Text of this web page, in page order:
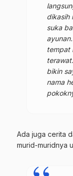
dikasih
suka
tempat
bikin
nama
Ada juga cerita
murid-muridnya